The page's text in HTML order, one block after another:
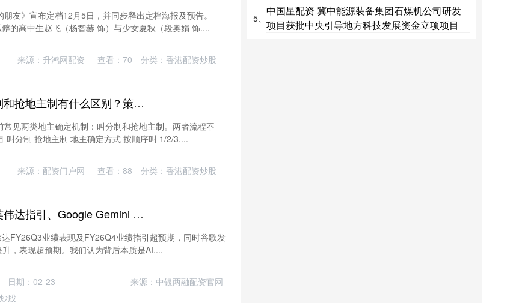
友》宣布定档12月5日，并同步释出定档海报及预告。
僻的高中生赵飞（杨智赫 饰）与少女夏秋（段奥娟 饰....
来源：升鸿网配资 查看： 70 分类： 香港配资炒股
福盈策略 斗地主叫分制和抢地主制有什么区别？策略应该如何调整？
见两类地主确定机制：叫分制和抢地主制。两者流程不
叫分制 抢地主制 地主确定方式 按顺序叫 1/2/3....
来源：配资门户网 查看： 88 分类： 香港配资炒股
新玺配资 中信证券：英伟达指引、Google Gemini 3超预期 持续看好AI PCB板块
FY26Q3业绩表现及FY26Q4业绩指引超预期，同时谷歌发
，表现超预期。我们认为背后本质是AI....
日期：02-23
来源：中银两融配资官网
股
5、
中国星配资 冀中能源装备集团石煤机公司研发
项目获批中央引导地方科技发展资金立项项目